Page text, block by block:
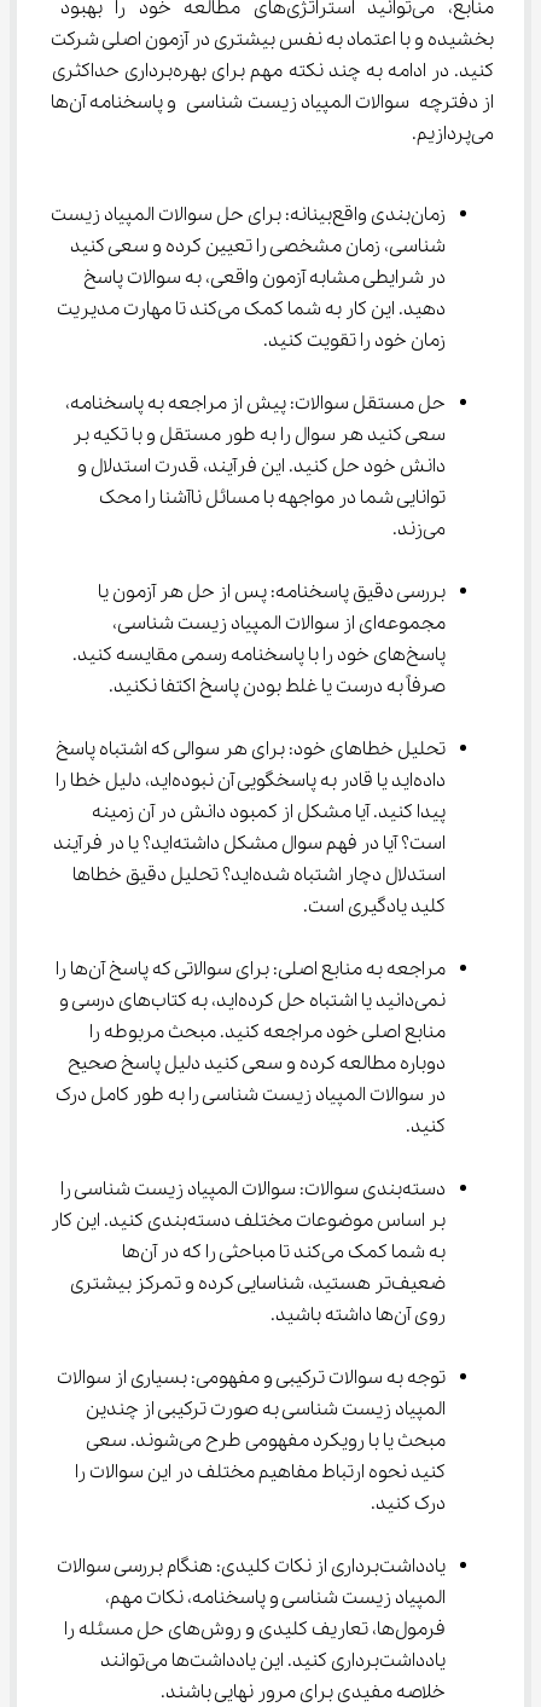
منابع، می‌توانید استراتژی‌های مطالعه خود را بهبود
بخشیده و با اعتماد به نفس بیشتری در آزمون اصلی شرکت
کنید. در ادامه به چند نکته مهم برای بهره‌برداری حداکثری
از دفترچه سوالات المپیاد زیست شناسی و پاسخنامه آن‌ها
می‌پردازیم.
زمان‌بندی واقع‌بینانه: برای حل سوالات المپیاد زیست
شناسی، زمان مشخصی را تعیین کرده و سعی کنید
در شرایطی مشابه آزمون واقعی، به سوالات پاسخ
دهید. این کار به شما کمک می‌کند تا مهارت مدیریت
زمان خود را تقویت کنید.
حل مستقل سوالات: پیش از مراجعه به پاسخنامه،
سعی کنید هر سوال را به طور مستقل و با تکیه بر
دانش خود حل کنید. این فرآیند، قدرت استدلال و
توانایی شما در مواجهه با مسائل ناآشنا را محک
می‌زند.
بررسی دقیق پاسخنامه: پس از حل هر آزمون یا
مجموعه‌ای از سوالات المپیاد زیست شناسی،
پاسخ‌های خود را با پاسخنامه رسمی مقایسه کنید.
صرفاً به درست یا غلط بودن پاسخ اکتفا نکنید.
تحلیل خطاهای خود: برای هر سوالی که اشتباه پاسخ
داده‌اید یا قادر به پاسخگویی آن نبوده‌اید، دلیل خطا را
پیدا کنید. آیا مشکل از کمبود دانش در آن زمینه
است؟ آیا در فهم سوال مشکل داشته‌اید؟ یا در فرآیند
استدلال دچار اشتباه شده‌اید؟ تحلیل دقیق خطاها
کلید یادگیری است.
مراجعه به منابع اصلی: برای سوالاتی که پاسخ آن‌ها را
نمی‌دانید یا اشتباه حل کرده‌اید، به کتاب‌های درسی و
منابع اصلی خود مراجعه کنید. مبحث مربوطه را
دوباره مطالعه کرده و سعی کنید دلیل پاسخ صحیح
در سوالات المپیاد زیست شناسی را به طور کامل درک
کنید.
دسته‌بندی سوالات: سوالات المپیاد زیست شناسی را
بر اساس موضوعات مختلف دسته‌بندی کنید. این کار
به شما کمک می‌کند تا مباحثی را که در آن‌ها
ضعیف‌تر هستید، شناسایی کرده و تمرکز بیشتری
روی آن‌ها داشته باشید.
توجه به سوالات ترکیبی و مفهومی: بسیاری از سوالات
المپیاد زیست شناسی به صورت ترکیبی از چندین
مبحث یا با رویکرد مفهومی طرح می‌شوند. سعی
کنید نحوه ارتباط مفاهیم مختلف در این سوالات را
درک کنید.
یادداشت‌برداری از نکات کلیدی: هنگام بررسی سوالات
المپیاد زیست شناسی و پاسخنامه، نکات مهم،
فرمول‌ها، تعاریف کلیدی و روش‌های حل مسئله را
یادداشت‌برداری کنید. این یادداشت‌ها می‌توانند
خلاصه مفیدی برای مرور نهایی باشند.